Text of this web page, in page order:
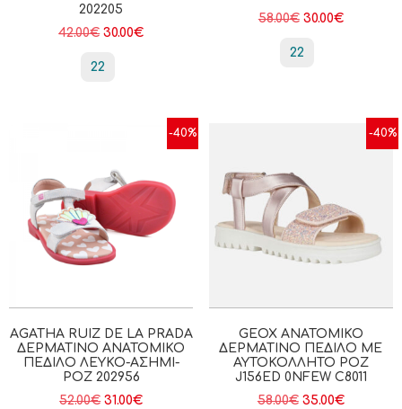
202205
42.00€ 30.00€
22
58.00€ 30.00€
22
-40%
AGATHA RUIZ DE LA PRADA
ΔΕΡΜΆΤΙΝΟ ΑΝΑΤΟΜΙΚΌ
ΠΈΔΙΛΟ ΛΕΥΚΌ-ΑΣΗΜΊ-
ΡΟΖ 202956
52.00€ 31.00€
-40%
GEOX ΑΝΑΤΟΜΙΚΌ
ΔΕΡΜΆΤΙΝΟ ΠΈΔΙΛΟ ΜΕ
ΑΥΤΟΚΌΛΛΗΤΟ ΡΟΖ
J156ED 0NFEW C8011
58.00€ 35.00€